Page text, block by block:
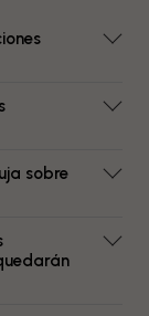
sobre